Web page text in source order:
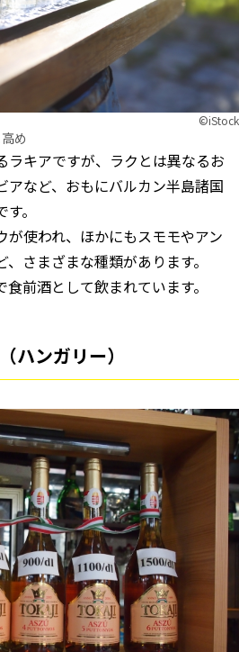
©︎iStock
め
ラキアですが、ラクとは異なるお
アなど、おもにバルカン半島諸国
。
が使われ、ほかにもスモモやアン
さまざまな種類があります。
前酒として飲まれています。
ンガリー）